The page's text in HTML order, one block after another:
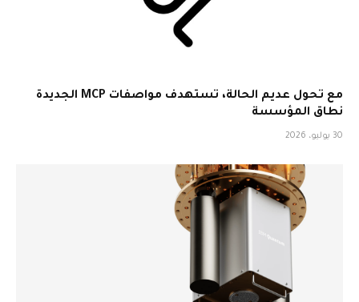
مع تحول عديم الحالة، تستهدف مواصفات MCP الجديدة
نطاق المؤسسة
30 يوليو، 2026